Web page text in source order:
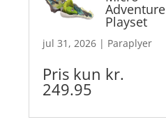
Adventure
Playset
jul 31, 2026 | Paraplyer
Pris kun kr.
249.95